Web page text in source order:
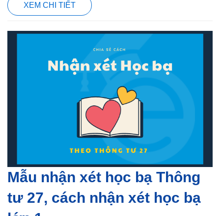
XEM CHI TIẾT
Mẫu nhận xét học bạ Thông
tư 27, cách nhận xét học bạ